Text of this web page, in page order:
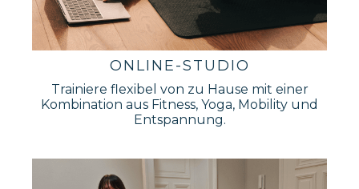
ONLINE-STUDIO
Trainiere flexibel von zu Hause mit einer
Kombination aus Fitness, Yoga, Mobility und
Entspannung.